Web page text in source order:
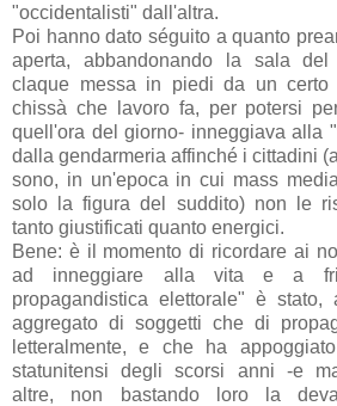
"occidentalisti" dall'altra.
Poi hanno dato séguito a quanto
aperta, abbandonando la sala
claque messa in piedi da un certo
chissà che lavoro fa, per potersi
quell'ora del giorno- inneggiava alla
dalla gendarmeria affinché i cittadini
sono, in un'epoca in cui mass
solo la figura del suddito) non le
tanto giustificati quanto energici.
Bene: è il momento di ricordare ai
ad inneggiare alla vita e a
propagandistica elettorale" è
aggregato di soggetti che di
letteralmente, e che ha
statunitensi degli scorsi anni -e
altre, non bastando loro la